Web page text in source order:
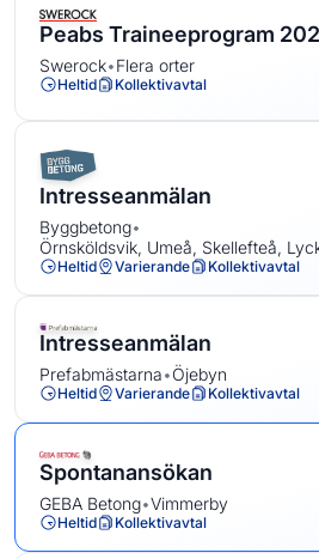
Peabs Traineeprogram
Swerock•Flera orter
Heltid Kollektivavtal
Intresseanmälan
Byggbetong•
Örnsköldsvik, Umeå, Skellefteå,
Heltid Varierande Kollektivavtal
Intresseanmälan
Prefabmästarna•Öjebyn
Heltid Varierande Kollektivavtal
Spontanansökan
GEBA Betong•Vimmerby
Heltid Kollektivavtal